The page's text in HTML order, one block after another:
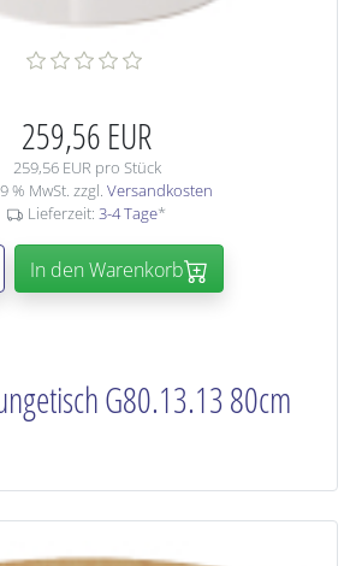
259,56 EUR
259,56 EUR pro Stück
% MwSt. zzgl. Versandkosten
Lieferzeit: 3-4 Tage*
In den Warenkorb
G80.13.13 80cm